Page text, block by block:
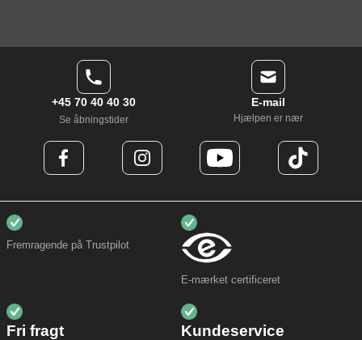
+45 70 40 40 30
Se åbningstider
E-mail
Hjælpen er nær
Fremragende på Trustpilot
E-mærket certificeret
Fri fragt Kundeservice